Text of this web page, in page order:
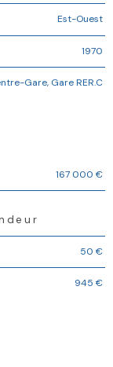
Est-Ouest
1970
Gare, Gare RER.C
167 000 €
50 €
945 €